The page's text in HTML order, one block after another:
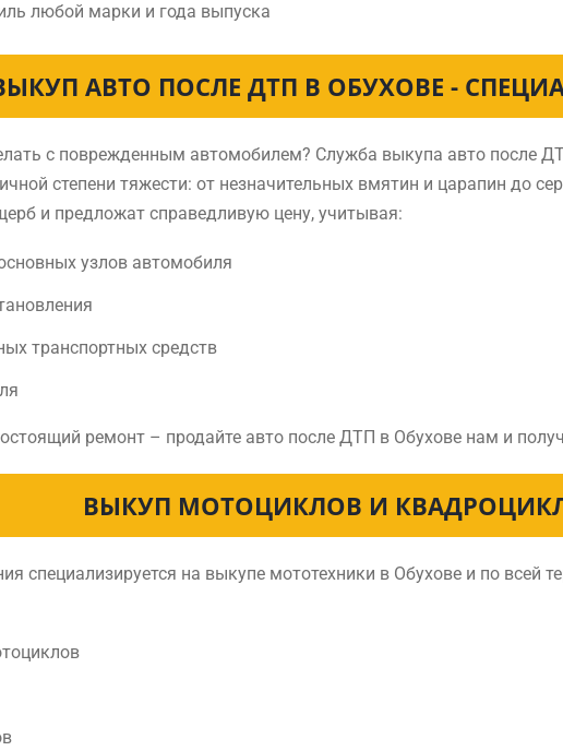
любой марки и года выпуска
АВТО ПОСЛЕ ДТП В ОБУХОВЕ -
с поврежденным автомобилем? Служба выкупа авто
степени тяжести: от незначительных вмятин и царапин до
и предложат справедливую цену, учитывая:
узлов автомобиля
транспортных средств
ремонт – продайте авто после ДТП в Обухове нам и
ВЫКУП МОТОЦИКЛОВ И
специализируется на выкупе мототехники в Обухове и по всей